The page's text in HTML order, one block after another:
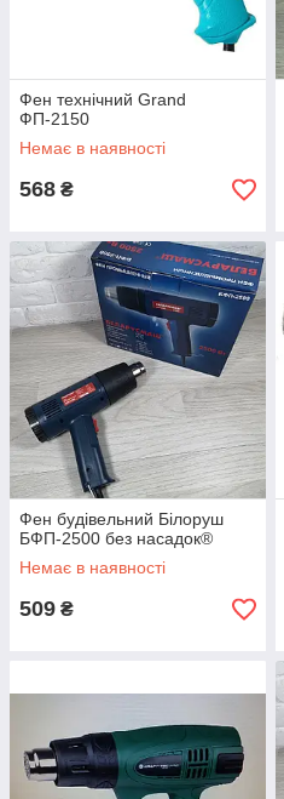
Фен технічний Grand
ФП-2150
Немає в наявності
568 ₴
Фен будівельний Білоруш
БФП-2500 без насадок®
Немає в наявності
509 ₴